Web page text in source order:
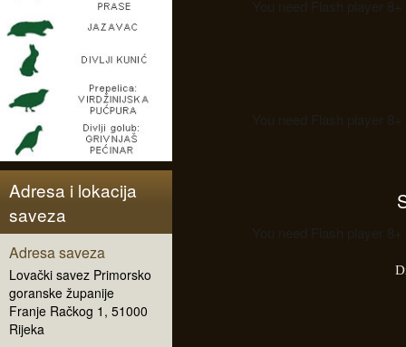
Adresa i lokacija
saveza
Adresa saveza
Lovački savez Primorsko
goranske županije
Franje Račkog 1, 51000
Rijeka
You need Flash player
You need Flash player
You need Flash player